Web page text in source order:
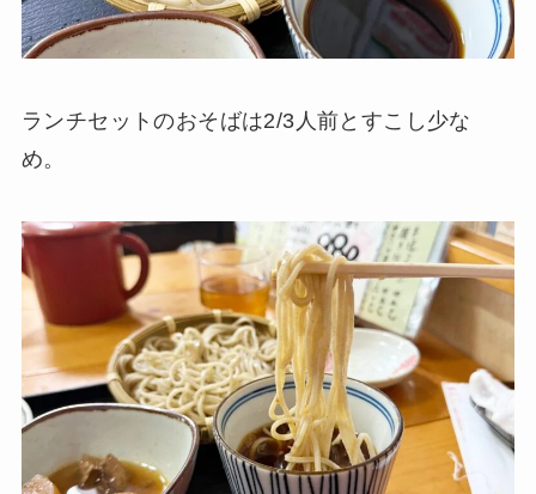
ランチセットのおそばは2/3人前とすこし少な
め。